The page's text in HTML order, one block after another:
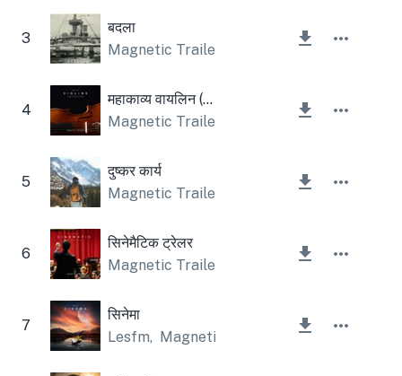
3
बदला
Magnetic Trailer
4
महाकाव्य वायलिन (ऑर्केस्ट्रा)
Magnetic Trailer
5
दुष्कर कार्य
Magnetic Trailer
6
सिनेमैटिक ट्रेलर
Magnetic Trailer
7
सिनेमा
Lesfm, Magnetic Trailer